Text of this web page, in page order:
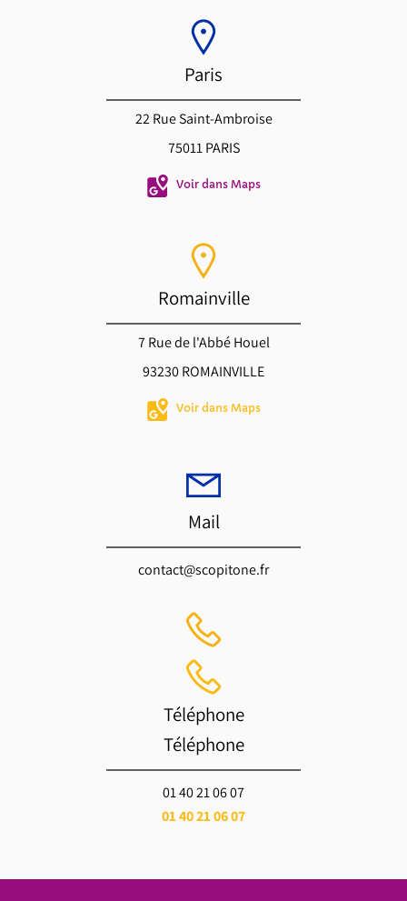
Paris
22 Rue Saint-Ambroise
75011 PARIS
Voir dans Maps
Romainville
7 Rue de l'Abbé Houel
93230 ROMAINVILLE
Voir dans Maps
Mail
contact@scopitone.fr
Téléphone
Téléphone
01 40 21 06 07
01 40 21 06 07